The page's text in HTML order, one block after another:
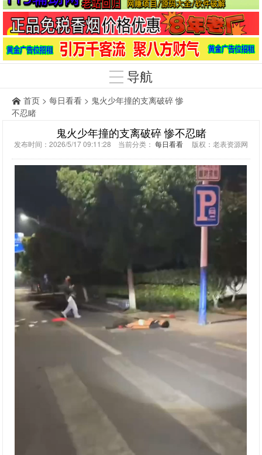
导航
首页 > 每日看看 > 鬼火少年撞的支离破碎 惨
不忍睹
鬼火少年撞的支离破碎 惨不忍睹
发布时间：2026/5/17 09:11:28 当前分类： 每日看看 版权：老表资源网